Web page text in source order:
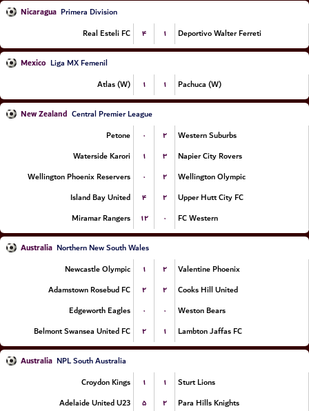
Nicaragua Primera Division
Real Esteli FC
۴ ۱ Deportivo Walter Ferreti
Mexico Liga MX Femenil
Atlas (W)
۱ ۱ Pachuca (W)
New Zealand Central Premier League
Petone
۰ ۲
Western Suburbs
Waterside Karori
۱ ۳
Napier City Rovers
Wellington Phoenix Reservers
۰ ۲
Wellington Olympic
Island Bay United
۴ ۲
Upper Hutt City FC
Miramar Rangers
۱۲ ۰ FC Western
Australia Northern New South Wales
Newcastle Olympic
۱ ۲
Valentine Phoenix
Adamstown Rosebud FC
۲ ۲
Cooks Hill United
Edgeworth Eagles
۰ ۰
Weston Bears
Belmont Swansea United FC
۲ ۱ Lambton Jaffas FC
Australia NPL South Australia
Croydon Kings
۱ ۱
Sturt Lions
Adelaide United U23
۵ ۲ Para Hills Knights